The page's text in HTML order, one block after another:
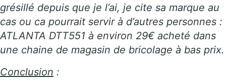
grésillé depuis que je l’ai, je cite sa marque au
cas ou ca pourrait servir à d’autres personnes :
ATLANTA DTT551 à environ 29€ acheté dans
une chaine de magasin de bricolage à bas prix.
Conclusion :